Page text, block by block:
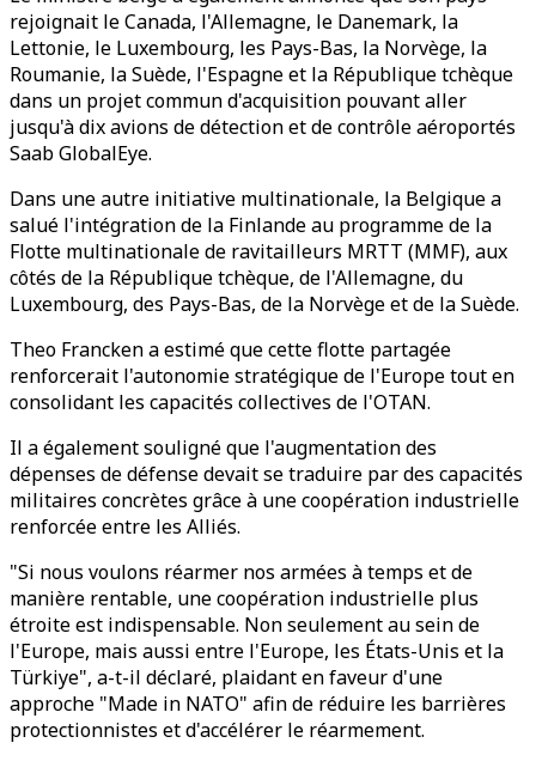
rejoignait le Canada, l'Allemagne, le Danemark, la
Lettonie, le Luxembourg, les Pays-Bas, la Norvège, la
Roumanie, la Suède, l'Espagne et la République tchèque
dans un projet commun d'acquisition pouvant aller
jusqu'à dix avions de détection et de contrôle aéroportés
Saab GlobalEye.
Dans une autre initiative multinationale, la Belgique a
salué l'intégration de la Finlande au programme de la
Flotte multinationale de ravitailleurs MRTT (MMF), aux
côtés de la République tchèque, de l'Allemagne, du
Luxembourg, des Pays-Bas, de la Norvège et de la Suède.
Theo Francken a estimé que cette flotte partagée
renforcerait l'autonomie stratégique de l'Europe tout en
consolidant les capacités collectives de l'OTAN.
Il a également souligné que l'augmentation des
dépenses de défense devait se traduire par des capacités
militaires concrètes grâce à une coopération industrielle
renforcée entre les Alliés.
"Si nous voulons réarmer nos armées à temps et de
manière rentable, une coopération industrielle plus
étroite est indispensable. Non seulement au sein de
l'Europe, mais aussi entre l'Europe, les États-Unis et la
Türkiye", a-t-il déclaré, plaidant en faveur d'une
approche "Made in NATO" afin de réduire les barrières
protectionnistes et d'accélérer le réarmement.